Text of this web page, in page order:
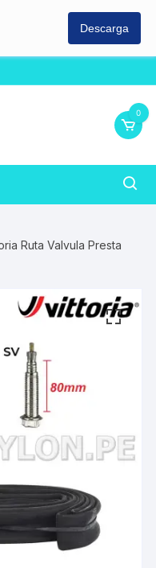
Descarga
0
Ruta Valvula Presta